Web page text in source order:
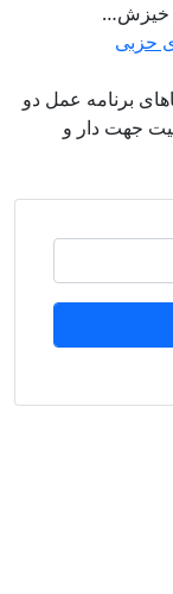
برنامه عمل دو
جهت دار و